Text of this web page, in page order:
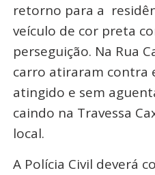
retorno para a
veículo de cor preta
perseguição. Na Rua
carro atiraram contra
atingido e sem
caindo na Travessa
local.
A Polícia Civil deverá